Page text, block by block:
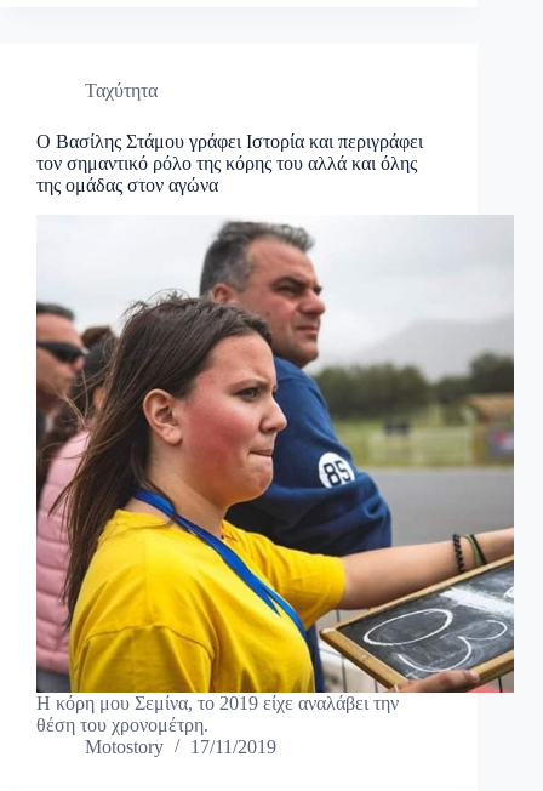
Ταχύτητα
Ο Βασίλης Στάμου γράφει Ιστορία και περιγράφει
τον σημαντικό ρόλο της κόρης του αλλά και όλης
της ομάδας στον αγώνα
Η κόρη μου Σεμίνα, το 2019 είχε αναλάβει την
θέση του χρονομέτρη.
Motostory
17/11/2019